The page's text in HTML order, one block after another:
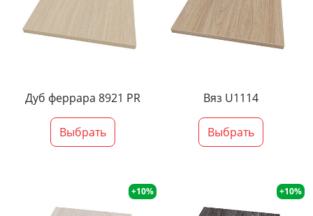
Дуб феррара 8921 PR
Выбрать
Вяз U1114
Выбрать
+10% +10%